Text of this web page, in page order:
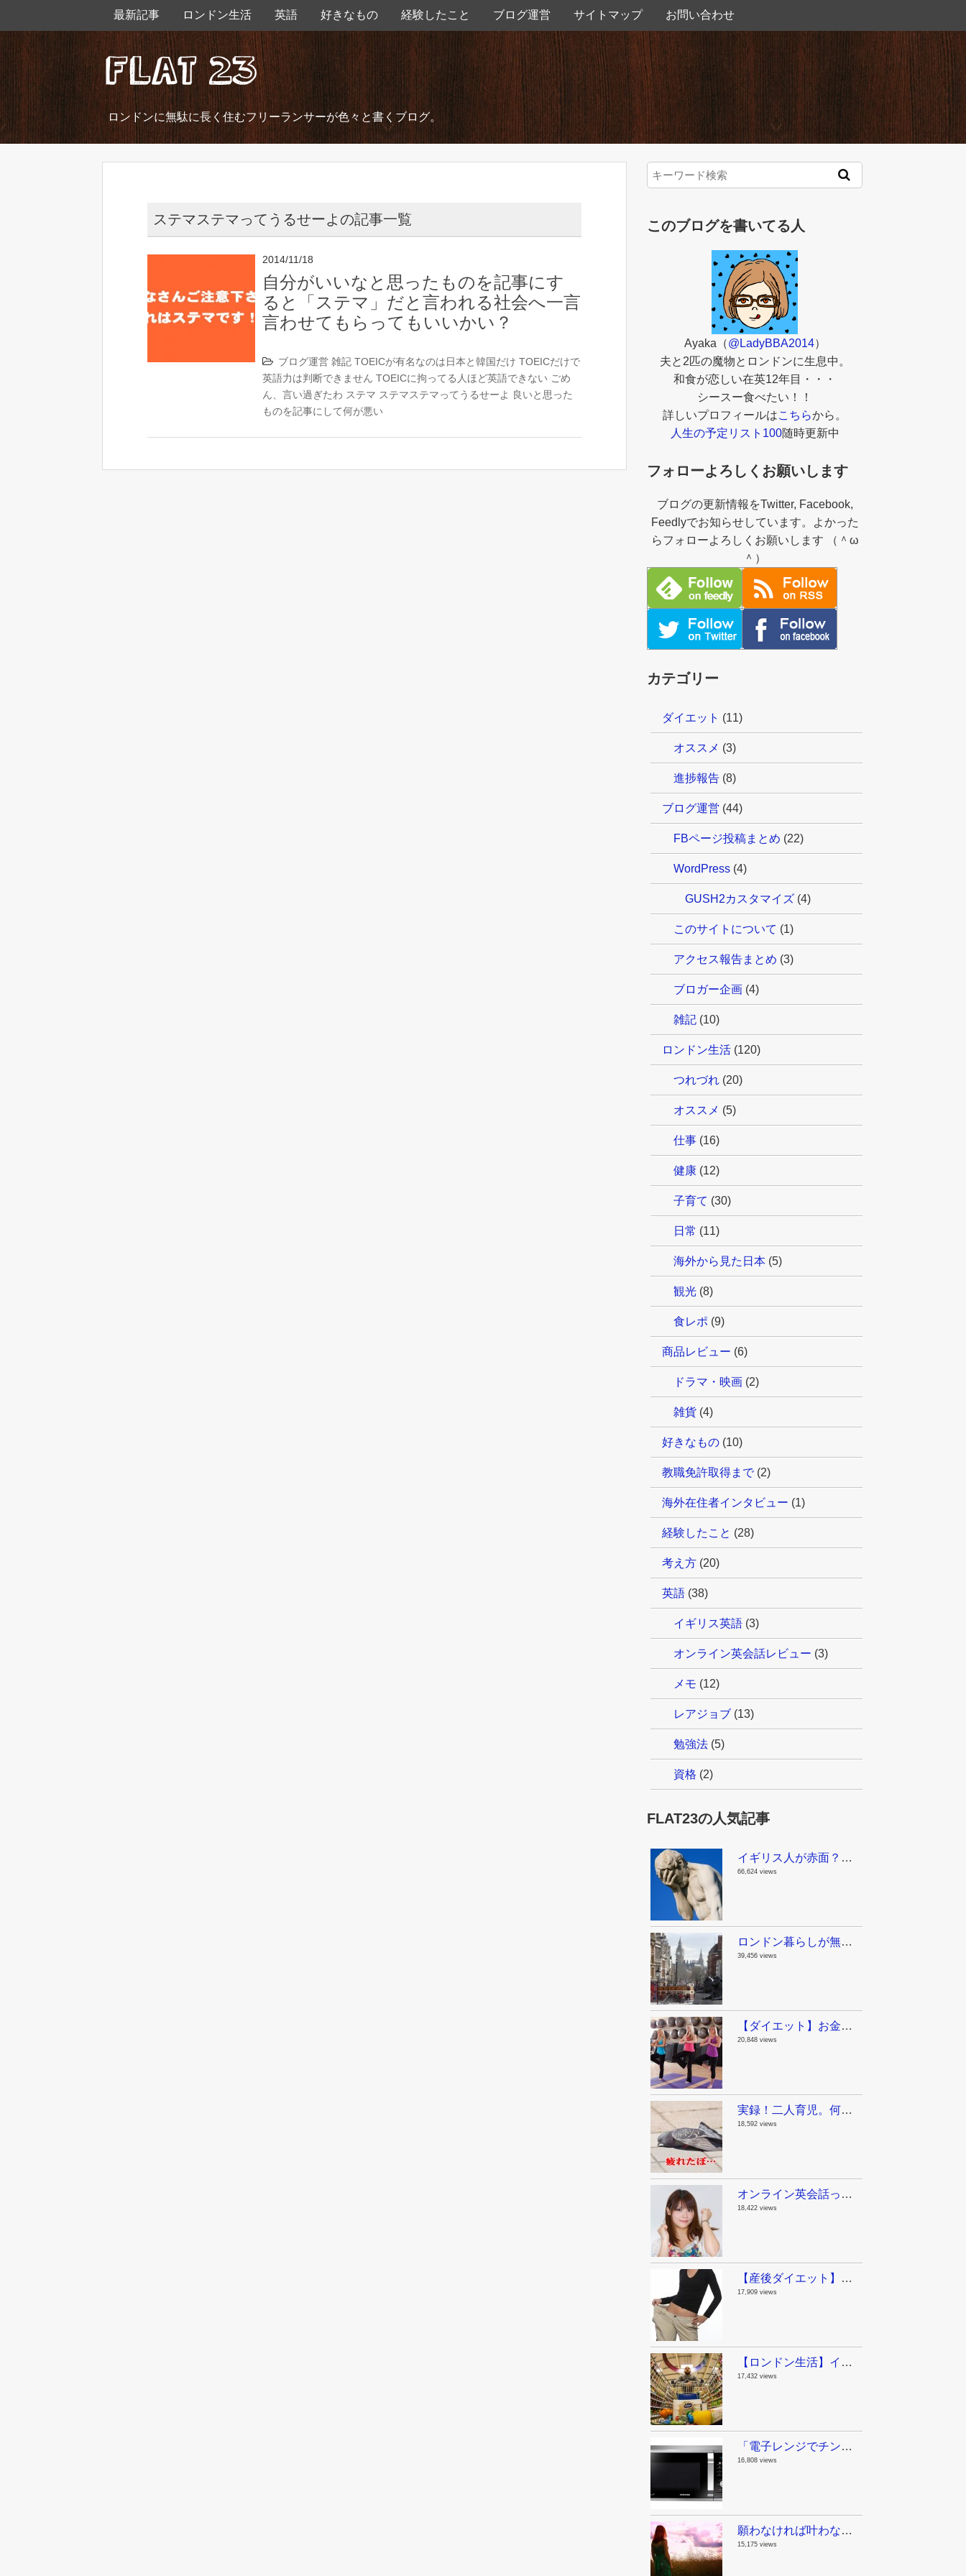
最新記事 ロンドン生活 英語 好きなもの 経験したこと ブログ運営 サイトマップ お問い合わせ
ロンドンに無駄に長く住むフリーランサーが色々と書くブログ。
ステマステマってうるせーよの記事一覧
2014/11/18
自分がいいなと思ったものを記事にす
ると「ステマ」だと言われる社会へ一言
言わせてもらってもいいかい？
ブログ運営 雑記 TOEICが有名なのは日本と韓国だけ TOEICだけで
英語力は判断できません TOEICに拘ってる人ほど英語できない ごめ
ん、言い過ぎたわ ステマ ステマステマってうるせーよ 良いと思った
ものを記事にして何が悪い
このブログを書いてる人
Ayaka（@LadyBBA2014）
夫と2匹の魔物とロンドンに生息中。
和食が恋しい在英12年目・・・
シースー食べたい！！
詳しいプロフィールはこちらから。
人生の予定リスト100随時更新中
フォローよろしくお願いします
ブログの更新情報をTwitter, Facebook,
Feedlyでお知らせしています。よかった
らフォローよろしくお願いします （＾ω
＾）
カテゴリー
ダイエット (11)
オススメ (3)
進捗報告 (8)
ブログ運営 (44)
FBページ投稿まとめ (22)
WordPress (4)
GUSH2カスタマイズ (4)
このサイトについて (1)
アクセス報告まとめ (3)
ブロガー企画 (4)
雑記 (10)
ロンドン生活 (120)
つれづれ (20)
オススメ (5)
仕事 (16)
健康 (12)
子育て (30)
日常 (11)
海外から見た日本 (5)
観光 (8)
食レポ (9)
商品レビュー (6)
ドラマ・映画 (2)
雑貨 (4)
好きなもの (10)
教職免許取得まで(2)
海外在住者インタビュー (1)
経験したこと (28)
考え方 (20)
英語 (38)
イギリス英語 (3)
オンライン英会話レビュー (3)
メモ (12)
レアジョブ (13)
勉強法 (5)
資格 (2)
FLAT23の人気記事
イギリス人が赤面？！これはちょっとマズイんじゃない？日本で見かける面白い英語
66,624 views
ロンドン暮らしが無駄に長い私が教えるロンドン観光スポット！まとめのまとめ
39,456 views
【ダイエット】お金をかけないで痩せる方法。ジリアン・マイケルズの無料動画で自宅をジムにしちゃおう！
20,848 views
実録！二人育児。何でも一人で抱え込んじゃダメって話。
18,592 views
オンライン英会話って実際どうよ？英語が苦手だった私が1年半毎日レアジョブを続けた結果。
18,422 views
【産後ダイエット】ジムに行く時間がないママへ。私が産後に実践した運動と食事。
17,909 views
【ロンドン生活】イギリスの物価ってどんなもん？今日スーパーで買った物。
17,432 views
「電子レンジでチンする」は英語でなんて言うの？意外な単語が動詞になる話。
16,808 views
願わなければ叶わない！やりたいことリスト100を作ってみたよ。
15,175 views